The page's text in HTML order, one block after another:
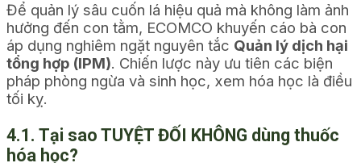
Để quản lý sâu cuốn lá hiệu quả mà không làm ảnh
hưởng đến con tằm, ECOMCO khuyến cáo bà con
áp dụng nghiêm ngặt nguyên tắc Quản lý dịch hại
tổng hợp (IPM). Chiến lược này ưu tiên các biện
pháp phòng ngừa và sinh học, xem hóa học là điều
tối kỵ.
4.1. Tại sao TUYỆT ĐỐI KHÔNG dùng thuốc
hóa học?